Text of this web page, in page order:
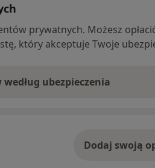
prywatnych. Możesz
który akceptuje Twoje
ubezpieczenia
Dodaj swoją